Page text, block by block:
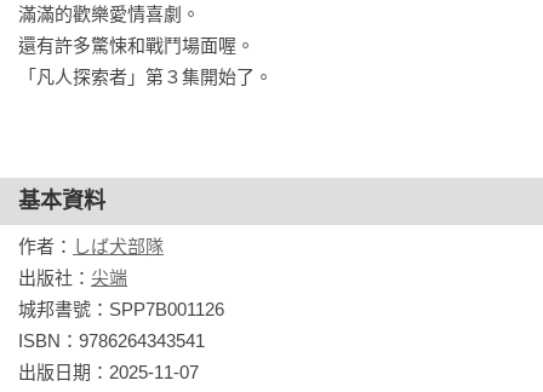
滿滿的歡樂愛情喜劇。
還有許多驚悚和戰鬥場面喔。
「凡人探索者」第３集開始了。
基本資料
作者： しば犬部隊
出版社： 尖端
城邦書號：SPP7B001126
ISBN：9786264343541
出版日期：2025-11-07